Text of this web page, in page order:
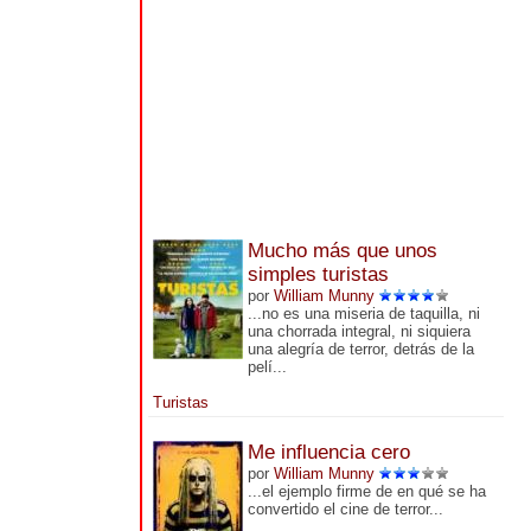
Mucho más que unos
simples turistas
por William Munny
...no es una miseria de taquilla, ni
una chorrada integral, ni siquiera
una alegría de terror, detrás de la
pelí...
Turistas
Me influencia cero
por William Munny
...el ejemplo firme de en qué se ha
convertido el cine de terror...